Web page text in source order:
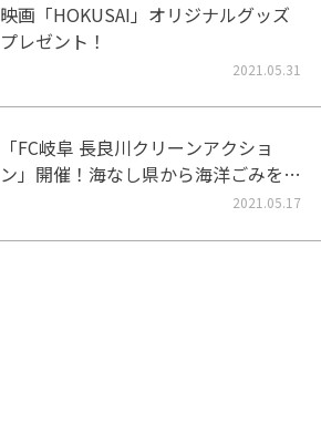
映画「HOKUSAI」オリジナルグッズ
プレゼント！
2021.05.31
「FC岐阜 長良川クリーンアクショ
ン」開催！海なし県から海洋ごみをな
2021.05.17